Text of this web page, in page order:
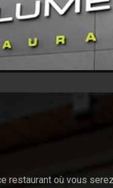
restaurant où vous